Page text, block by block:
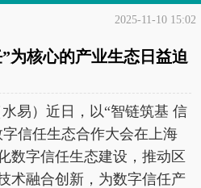
2025-11-10 15:02
为核心的产业生态日益迫
易）近日，以“智链筑基 信
信任生态合作大会在上海
数字信任生态建设，推动区
术融合创新，为数字信任产